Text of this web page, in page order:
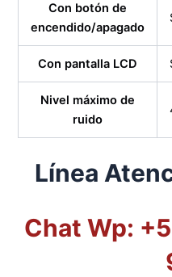
Con botón de
encendido/apagado
Con pantalla LCD
Nivel máximo de
ruido
Línea
Chat Wp: